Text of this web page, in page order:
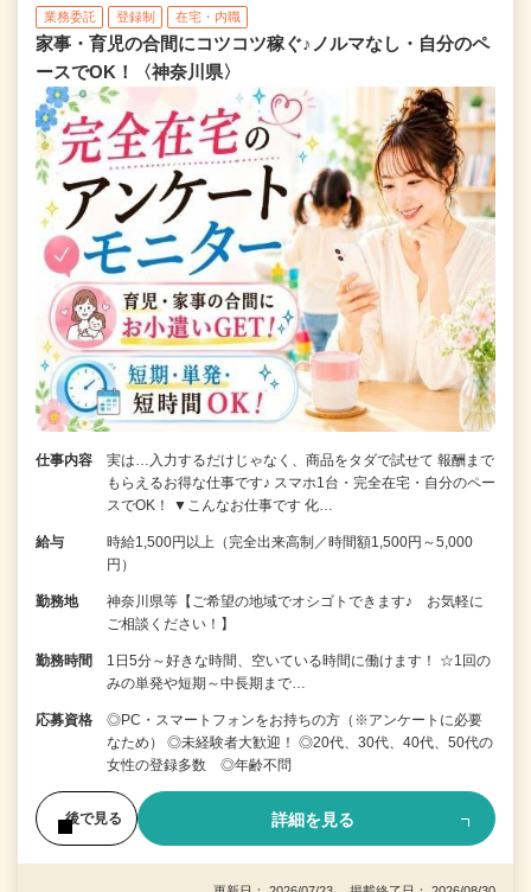
業務委託 登録制 在宅・内職
家事・育児の合間にコツコツ稼ぐ♪ノルマなし・自分のペ
ースでOK！〈神奈川県〉
仕事内容
実は…入力するだけじゃなく、商品をタダで試せて 報酬まで
もらえるお得な仕事です♪ スマホ1台・完全在宅・自分のペー
スでOK！ ▼こんなお仕事です 化…
給与
時給1,500円以上（完全出来高制／時間額1,500円～5,000
円）
勤務地
神奈川県等【ご希望の地域でオシゴトできます♪ お気軽に
ご相談ください！】
勤務時間
1日5分～好きな時間、空いている時間に働けます！ ☆1回の
みの単発や短期～中長期まで…
応募資格
◎PC・スマートフォンをお持ちの方（※アンケートに必要
なため） ◎未経験者大歓迎！ ◎20代、30代、40代、50代の
女性の登録多数 ◎年齢不問
後で見る 詳細を見る